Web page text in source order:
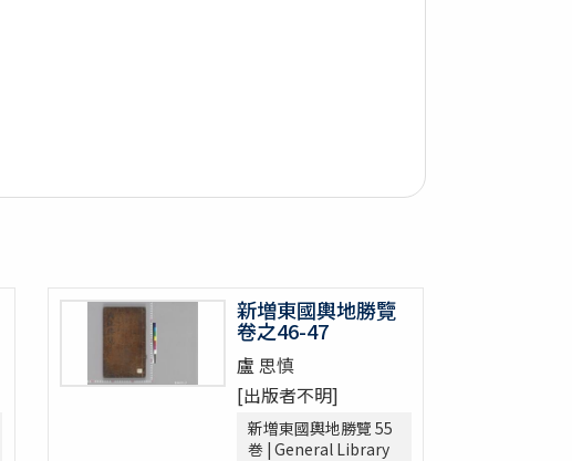
新増東國輿地勝覽
卷之46-47
盧 思慎
[出版者不明]
新増東國輿地勝覽 55
巻 | General Library